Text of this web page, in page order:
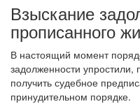
Взыскание
прописанного
В настоящий момент
задолженности упростили,
получить судебное
принудительном порядке.